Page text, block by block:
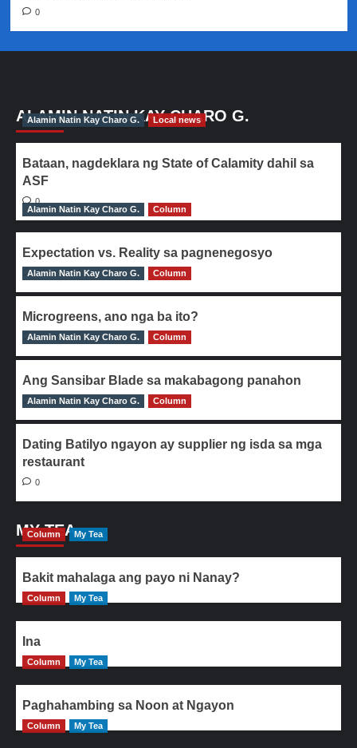
0
ALAMIN NATIN KAY CHARO G.
Alamin Natin Kay Charo G. Local news
Bataan, nagdeklara ng State of Calamity dahil sa
ASF
0
Alamin Natin Kay Charo G.
Column
Expectation vs. Reality sa pagnenegosyo
0
Alamin Natin Kay Charo G. Column
Microgreens, ano nga ba ito?
0
Alamin Natin Kay Charo G. Column
Ang Sansibar Blade sa makabagong panahon
0
Alamin Natin Kay Charo G. Column
Dating Batilyo ngayon ay supplier ng isda sa mga
restaurant
0
MY TEA
Column My Tea
Bakit mahalaga ang payo ni Nanay?
Column My Tea
Ina
Column My Tea
Paghahambing sa Noon at Ngayon
Column My Tea